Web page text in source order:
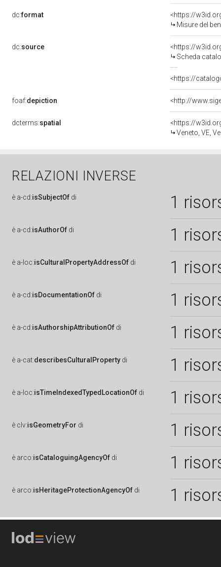
dc:format
<https://
Misure del
dc:source
<https://
Scheda
<https://
foaf:depiction
dcterms:spatial
<https://
Veneto, VE,
RELAZIONI INVERSE
è a-cd:isSubjectOf di 1
è a-cd:isAuthorOf di 1
è a-loc:isCulturalPropertyAddressOf di 1
è a-cd:isDocumentationOf di 1
è a-cd:isAuthorshipAttributionOf di 1
è a-cat:describesCulturalProperty di 1
è a-loc:isTimeIndexedTypedLocationOf di 1
è clv:isGeometryFor di 1
è arco:isCataloguingAgencyOf di 1
è arco:isHeritageProtectionAgencyOf di 1